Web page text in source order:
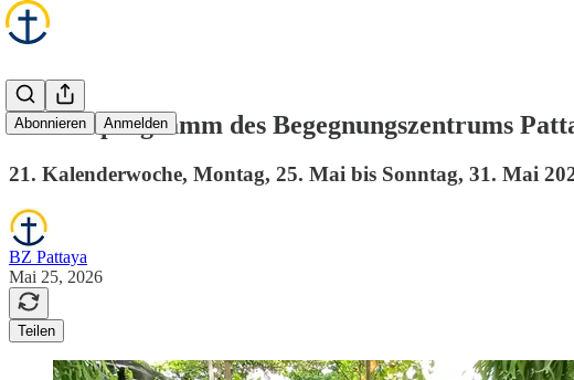
Abonnieren Anmelden
Wochenprogramm des Begegnungszentrums
21. Kalenderwoche, Montag, 25. Mai bis Sonntag, 31. Mai
BZ Pattaya
Mai 25, 2026
Teilen